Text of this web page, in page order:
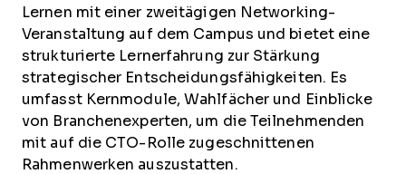
Lernen mit einer zweitägigen Networking-
Veranstaltung auf dem Campus und bietet eine
strukturierte Lernerfahrung zur Stärkung
strategischer Entscheidungsfähigkeiten. Es
umfasst Kernmodule, Wahlfächer und Einblicke
von Branchenexperten, um die Teilnehmenden
mit auf die CTO-Rolle zugeschnittenen
Rahmenwerken auszustatten.